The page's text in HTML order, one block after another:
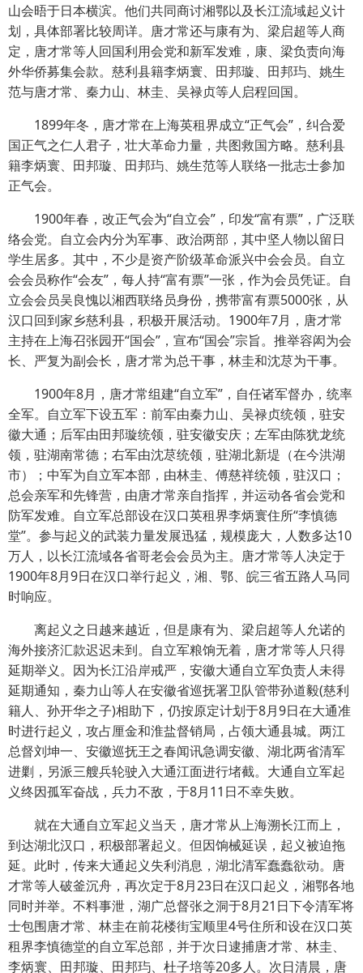
山会晤于日本横滨。他们共同商讨湘鄂以及长江流域起义计
划，具体部署比较周详。唐才常还与康有为、梁启超等人商
定，唐才常等人回国利用会党和新军发难，康、梁负责向海
外华侨募集会款。慈利县籍李炳寰、田邦璇、田邦玙、姚生
范与唐才常、秦力山、林圭、吴禄贞等人启程回国。
1899年冬，唐才常在上海英租界成立“正气会”，纠合爱
国正气之仁人君子，壮大革命力量，共图救国方略。慈利县
籍李炳寰、田邦璇、田邦玙、姚生范等人联络一批志士参加
正气会。
1900年春，改正气会为“自立会”，印发“富有票”，广泛联
络会党。自立会内分为军事、政治两部，其中坚人物以留日
学生居多。其中，不少是资产阶级革命派兴中会会员。自立
会会员称作“会友”，每人持“富有票”一张，作为会员凭证。自
立会会员吴良愧以湘西联络员身份，携带富有票5000张，从
汉口回到家乡慈利县，积极开展活动。1900年7月，唐才常
主持在上海召张园开“国会”，宣布“国会”宗旨。推举容闳为会
长、严复为副会长，唐才常为总干事，林圭和沈荩为干事。
1900年8月，唐才常组建“自立军”，自任诸军督办，统率
全军。自立军下设五军：前军由秦力山、吴禄贞统领，驻安
徽大通；后军由田邦璇统领，驻安徽安庆；左军由陈犹龙统
领，驻湖南常德；右军由沈荩统领，驻湖北新堤（在今洪湖
市）；中军为自立军本部，由林圭、傅慈祥统领，驻汉口；
总会亲军和先锋营，由唐才常亲自指挥，并运动各省会党和
防军发难。自立军总部设在汉口英租界李炳寰住所“李慎德
堂”。参与起义的武装力量发展迅猛，规模庞大，人数多达10
万人，以长江流域各省哥老会会员为主。唐才常等人决定于
1900年8月9日在汉口举行起义，湘、鄂、皖三省五路人马同
时响应。
离起义之日越来越近，但是康有为、梁启超等人允诺的
海外接济汇款迟迟未到。自立军粮饷无着，唐才常等人只得
延期举义。因为长江沿岸戒严，安徽大通自立军负责人未得
延期通知，秦力山等人在安徽省巡抚署卫队管带孙道毅(慈利
籍人、孙开华之子)相助下，仍按原定计划于8月9日在大通准
时进行起义，攻占厘金和淮盐督销局，占领大通县城。两江
总督刘坤一、安徽巡抚王之春闻讯急调安徽、湖北两省清军
进剿，另派三艘兵轮驶入大通江面进行堵截。大通自立军起
义终因孤军奋战，兵力不敌，于8月11日不幸失败。
就在大通自立军起义当天，唐才常从上海溯长江而上，
到达湖北汉口，积极部署起义。但因饷械延误，起义被迫拖
延。此时，传来大通起义失利消息，湖北清军蠢蠢欲动。唐
才常等人破釜沉舟，再次定于8月23日在汉口起义，湘鄂各地
同时并举。不料事泄，湖广总督张之洞于8月21日下令清军将
士包围唐才常、林圭在前花楼街宝顺里4号住所和设在汉口英
租界李慎德堂的自立军总部，并于次日逮捕唐才常、林圭、
李炳寰、田邦璇、田邦玙、杜子培等20多人。次日清晨，唐